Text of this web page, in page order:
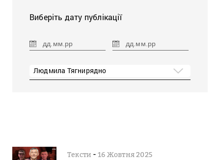
Тексти -16 Жовтня 2025
Виберіть дату публікації
Людмила Тягнирядно